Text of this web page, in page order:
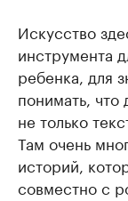
Искусство
инструмента
ребенка, для
понимать, что
не только
Там очень
историй,
совместно с